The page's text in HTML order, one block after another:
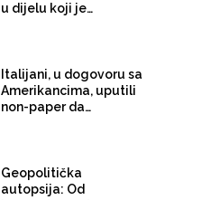
u dijelu koji je
snositi krivičnu
odgovornost
Italijani, u dogovoru sa
Amerikancima, uputili
non-paper da
visokih predstavnika
dok će Bonske ovlasti
Geopolitička
autopsija: Od